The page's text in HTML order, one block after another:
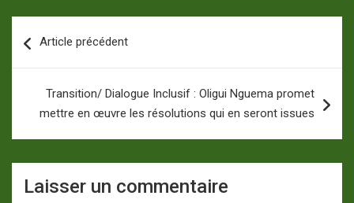
de
Article précédent
Transition/ Dialogue Inclusif : Oligui Nguema promet
mettre en œuvre les résolutions qui en seront issues
Laisser un commentaire